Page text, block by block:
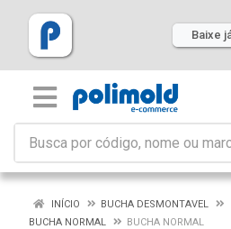
Baixe
INÍCIO
BUCHA DESMONTAVEL
BUCHA NORMAL
BUCHA NORMAL